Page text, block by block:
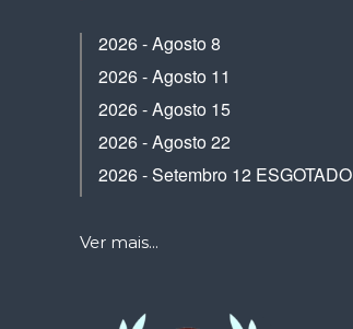
2026 - Agosto 8
2026 - Agosto 11
2026 - Agosto 15
2026 - Agosto 22
2026 - Setembro 12 ESGOTADO
Ver mais...